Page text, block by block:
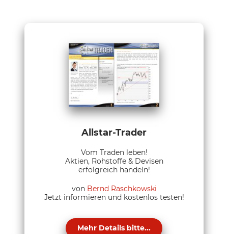
Allstar-Trader
Vom Traden leben!
Aktien, Rohstoffe & Devisen
erfolgreich handeln!
von Bernd Raschkowski
Jetzt informieren und kostenlos testen!
Mehr Details bitte...